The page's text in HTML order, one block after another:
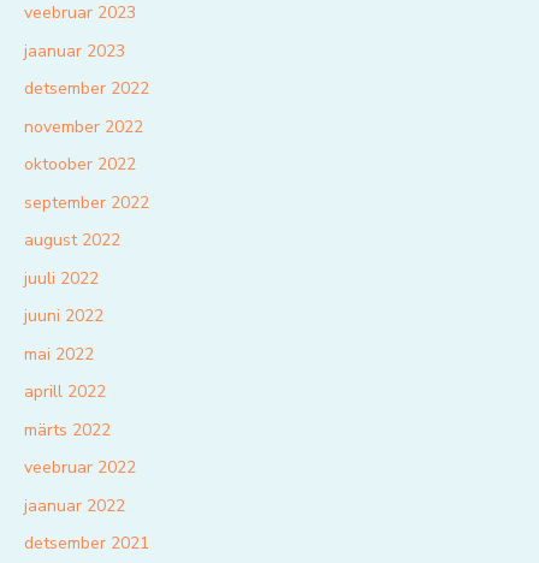
veebruar 2023
jaanuar 2023
detsember 2022
november 2022
oktoober 2022
september 2022
august 2022
juuli 2022
juuni 2022
mai 2022
aprill 2022
märts 2022
veebruar 2022
jaanuar 2022
detsember 2021